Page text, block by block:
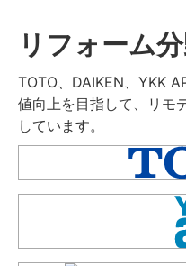
リフォーム
TOTO、DAIKEN、YKK
値向上を目指して、リモ
しています。